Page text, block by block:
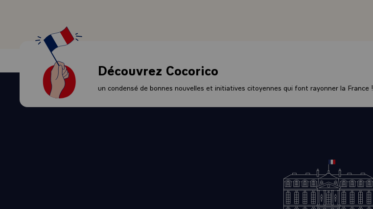
Découvrez Cocorico
un condensé de bonnes nouvelles et initiatives citoyennes qui font rayonner la France !